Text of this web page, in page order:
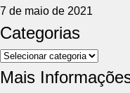
7 de maio de 2021
Categorias
Categorias
Mais